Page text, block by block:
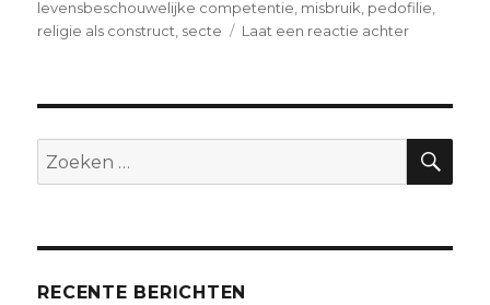
levensbeschouwelijke competentie, misbruik, pedofilie,
religie als construct, secte Laat een reactie achterop
Zoeken
naar:
RECENTE BERICHTEN